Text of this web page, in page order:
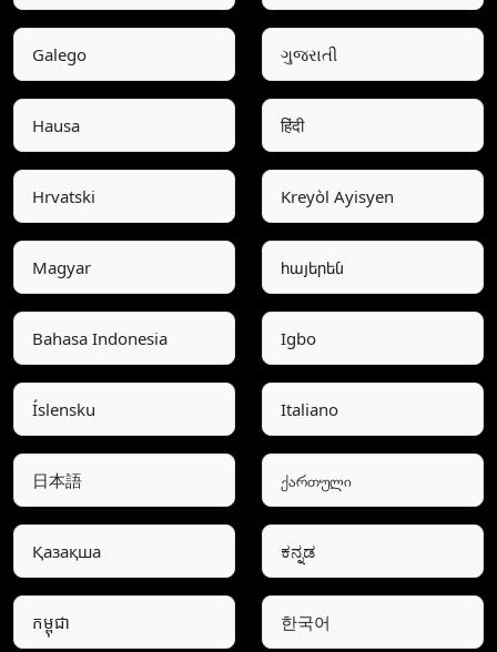
Galego ગુજરાતી
Hausa हिंदी
Hrvatski Kreyòl Ayisyen
Magyar հայերեն
Bahasa Indonesia Igbo
Íslensku Italiano
日本語 ქართული
Қазақша ಕನ್ನಡ
កម្ពុជា 한국어